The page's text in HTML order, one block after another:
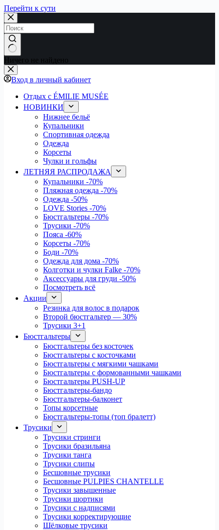
Перейти к сути
Ничего не найдено
Вход в личный кабинет
Отдых с ÉMILIE MUSÉE
НОВИНКИ
Нижнее бельё
Купальники
Спортивная одежда
Одежда
Корсеты
Чулки и гольфы
ЛЕТНЯЯ РАСПРОДАЖА
Купальники -70%
Пляжная одежда -70%
Одежда -50%
LOVE Stories -70%
Бюстгальтеры -70%
Трусики -70%
Пояса -60%
Корсеты -70%
Боди -70%
Одежда для дома -70%
Колготки и чулки Falke -70%
Аксессуары для груди -50%
Посмотреть всё
Акции
Резинка для волос в подарок
Второй бюстгальтер — 30%
Трусики 3+1
Бюстгальтеры
Бюстгальтеры без косточек
Бюстгальтеры с косточками
Бюстгальтеры с мягкими чашками
Бюстгальтеры с формованными чашками
Бюстгальтеры PUSH-UP
Бюстгальтеры-бандо
Бюстгальтеры-балконет
Топы корсетные
Бюстгальтеры-топы (топ бралетт)
Трусики
Трусики стринги
Трусики бразильяна
Трусики танга
Трусики слипы
Бесшовные трусики
Бесшовные PULPIES CHANTELLE
Трусики завышенные
Трусики шортики
Трусики с надписями
Трусики корректирующие
Шёлковые трусики